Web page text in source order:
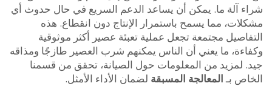
آلة ما. يمكن أن يساعد الدعم السريع في حال حدوث أي
مما يسمح باستمرار الإنتاج دون انقطاع. هذه
مجتمعة تجعل عملية تعبئة عصير أكثر موثوقية
ما يعني أن الناس يمكنهم شرب العصير طازجًا ومذاقه
من المعلومات حول الصيانة، تحقق من قسمنا
بـالمعالجة المسبقةلضمان الأداء الأمثل.